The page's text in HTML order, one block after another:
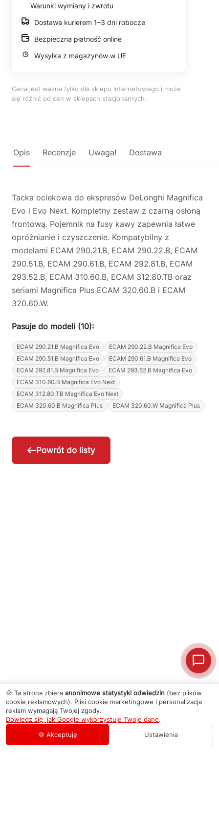
Warunki wymiany i zwrotu
Dostawa kurierem 1–3 dni robocze
Bezpieczna płatność online
Wysyłka z magazynów w UE
Cena jest ważna tylko dla sklepu internetowego i może
się różnić od cen w sklepach stacjonarnych.
Opis Recenzje Uwaga! Dostawa
Tacka ociekowa do ekspresów DeLonghi Magnifica
Evo i Evo Next. Kompletny zestaw z czarną osłoną
frontową. Pojemnik na fusy kawy zapewnia łatwe
opróżnianie i czyszczenie. Kompatybilny z
modelami ECAM 290.21.B, ECAM 290.22.B, ECAM
290.51.B, ECAM 290.61.B, ECAM 292.81.B, ECAM
293.52.B, ECAM 310.60.B, ECAM 312.80.TB oraz
seriami Magnifica Plus ECAM 320.60.B i ECAM
320.60.W.
Pasuje do modeli (10):
ECAM 290.21.B Magnifica Evo
ECAM 290.22.B Magnifica Evo
ECAM 290.51.B Magnifica Evo
ECAM 290.61.B Magnifica Evo
ECAM 292.81.B Magnifica Evo
ECAM 293.52.B Magnifica Evo
ECAM 310.60.B Magnifica Evo Next
ECAM 312.80.TB Magnifica Evo Next
ECAM 320.60.B Magnifica Plus
ECAM 320.60.W Magnifica Plus
Powrót do listy
🍪 Ta strona zbiera anonimowe statystyki odwiedzin (bez plików
cookie reklamowych). Pliki cookie marketingowe i personalizacja
reklam wymagają Twojej zgody.
Dowiedz się, jak Google wykorzystuje Twoje dane.
🍪 Akceptuję
Ustawienia